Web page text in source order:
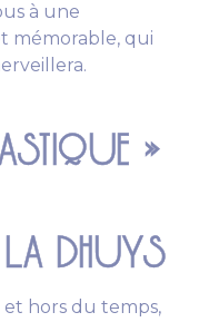
à une
mémorable, qui
»
DHUYS
hors du temps,